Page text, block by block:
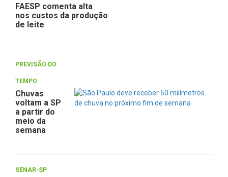
FAESP comenta alta
nos custos da produção
de leite
PREVISÃO DO
TEMPO
Chuvas
voltam a SP
a partir do
meio da
semana
SENAR-SP